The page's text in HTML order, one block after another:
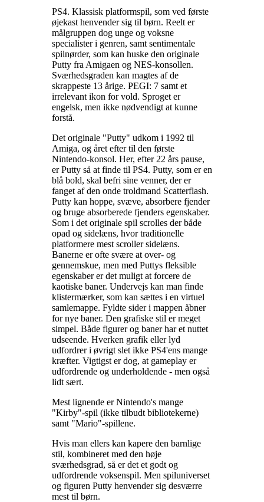
PS4. Klassisk platformspil, som ved første
øjekast henvender sig til børn. Reelt er
målgruppen dog unge og voksne
specialister i genren, samt sentimentale
spilnørder, som kan huske den originale
Putty fra Amigaen og NES-konsollen.
Sværhedsgraden kan magtes af de
skrappeste 13 årige. PEGI: 7 samt et
irrelevant ikon for vold. Sproget er
engelsk, men ikke nødvendigt at kunne
forstå.
Det originale "Putty" udkom i 1992 til
Amiga, og året efter til den første
Nintendo-konsol. Her, efter 22 års pause,
er Putty så at finde til PS4. Putty, som er en
blå bold, skal befri sine venner, der er
fanget af den onde troldmand Scatterflash.
Putty kan hoppe, svæve, absorbere fjender
og bruge absorberede fjenders egenskaber.
Som i det originale spil scrolles der både
opad og sidelæns, hvor traditionelle
platformere mest scroller sidelæns.
Banerne er ofte svære at over- og
gennemskue, men med Puttys fleksible
egenskaber er det muligt at forcere de
kaotiske baner. Undervejs kan man finde
klistermærker, som kan sættes i en virtuel
samlemappe. Fyldte sider i mappen åbner
for nye baner. Den grafiske stil er meget
simpel. Både figurer og baner har et nuttet
udseende. Hverken grafik eller lyd
udfordrer i øvrigt slet ikke PS4'ens mange
kræfter. Vigtigst er dog, at gameplay er
udfordrende og underholdende - men også
lidt sært.
Mest lignende er Nintendo's mange
"Kirby"-spil (ikke tilbudt bibliotekerne)
samt "Mario"-spillene.
Hvis man ellers kan kapere den barnlige
stil, kombineret med den høje
sværhedsgrad, så er det et godt og
udfordrende voksenspil. Men spiluniverset
og figuren Putty henvender sig desværre
mest til børn.